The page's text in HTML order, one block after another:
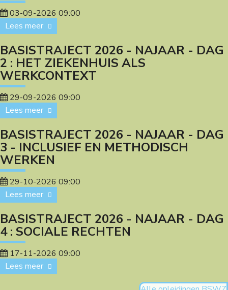
03-09-2026 09:00
Lees meer
BASISTRAJECT 2026 - NAJAAR - DAG
2 : HET ZIEKENHUIS ALS
WERKCONTEXT
29-09-2026 09:00
Lees meer
BASISTRAJECT 2026 - NAJAAR - DAG
3 - INCLUSIEF EN METHODISCH
WERKEN
29-10-2026 09:00
Lees meer
BASISTRAJECT 2026 - NAJAAR - DAG
4 : SOCIALE RECHTEN
17-11-2026 09:00
Lees meer